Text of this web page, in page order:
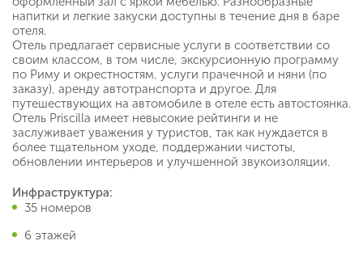
напитки и легкие закуски доступны в течение дня в баре
отеля.
Отель предлагает сервисные услуги в соответствии со
своим классом, в том числе, экскурсионную программу
по Риму и окрестностям, услуги прачечной и няни (по
заказу), аренду автотранспорта и другое. Для
путешествующих на автомобиле в отеле есть автостоянка.
Отель Priscilla имеет невысокие рейтинги и не
заслуживает уважения у туристов, так как нуждается в
более тщательном уходе, поддержании чистоты,
обновлении интерьеров и улучшенной звукоизоляции.
Инфраструктура:
35 номеров
6 этажей